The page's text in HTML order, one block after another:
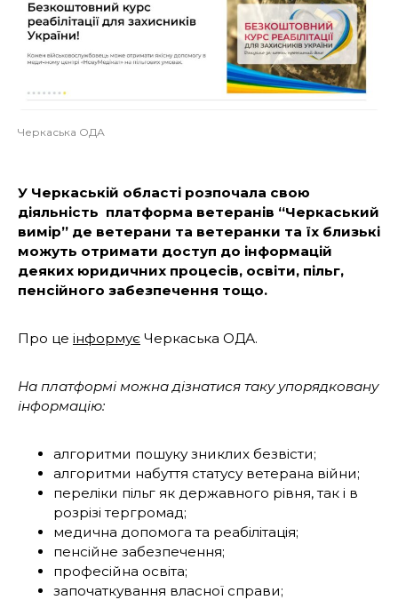
Черкаська ОДА
У Черкаській області розпочала свою
діяльність платформа ветеранів “Черкаський
вимір” де ветерани та ветеранки та їх близькі
можуть отримати доступ до інформацій
деяких юридичних процесів, освіти, пільг,
пенсійного забезпечення тощо.
Про це інформує Черкаська ОДА.
На платформі можна дізнатися таку упорядковану
інформацію:
алгоритми пошуку зниклих безвісти;
алгоритми набуття статусу ветерана війни;
переліки пільг як державного рівня, так і в
розрізі тергромад;
медична допомога та реабілітація;
пенсійне забезпечення;
професійна освіта;
започаткування власної справи;